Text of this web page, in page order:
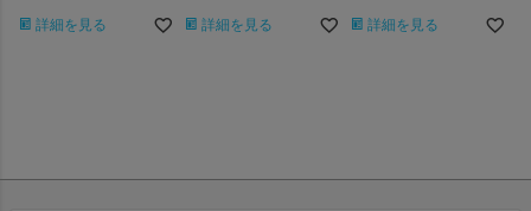
詳細を見る 詳細を見る 詳細を見る